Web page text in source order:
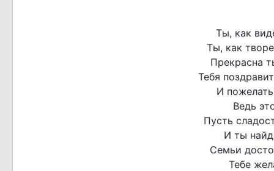
Ты, как
Ты, как
Прекрасна
Тебя
И
Ведь
Пусть
И ты
Семьи
Тебе